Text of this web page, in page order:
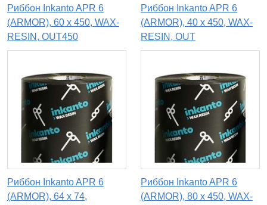
Риббон Inkanto APR 6
(ARMOR), 60 х 450, WAX-
RESIN, OUT450
Риббон Inkanto APR 6
(ARMOR), 40 х 450, WAX-
RESIN, OUT
Риббон Inkanto APR 6
(ARMOR), 64 х 74,
Риббон Inkanto APR 6
(ARMOR), 80 х 450, WAX-